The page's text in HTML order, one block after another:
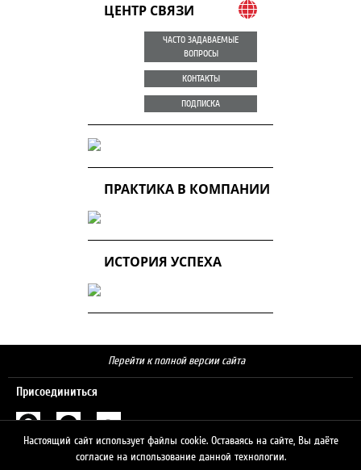
ЦЕНТР СВЯЗИ
ЧАСТО ЗАДАВАЕМЫЕ
ВОПРОСЫ
КОНТАКТЫ
ПОДПИСКА
ПРАКТИКА В КОМПАНИИ
ИСТОРИЯ УСПЕХА
Перейти к полной версии сайта
Присоединиться
Настоящий сайт использует файлы cookie. Оставаясь на сайте, Вы даёте
согласие на использование данной технологии.